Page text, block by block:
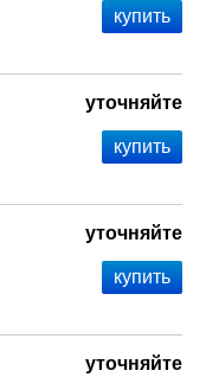
уточняйте
уточняйте
уточняйте